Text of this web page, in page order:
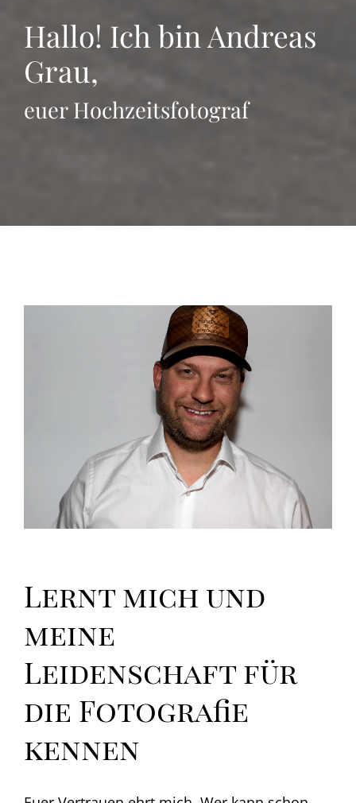
Hallo! Ich bin Andreas
Grau,
euer Hochzeitsfotograf
Lernt mich und
meine
Leidenschaft für
die Fotografie
kennen